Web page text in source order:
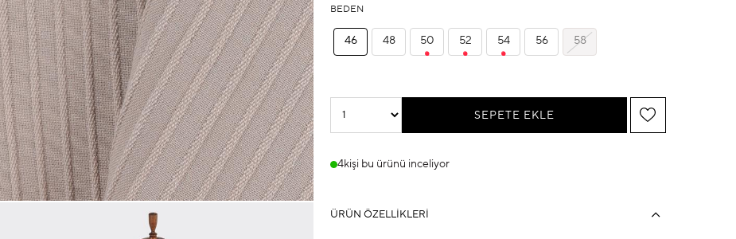
BEDEN
46 48 50 52 54 56 58
4kişi bu ürünü inceliyor
ÜRÜN ÖZELLIKLERI